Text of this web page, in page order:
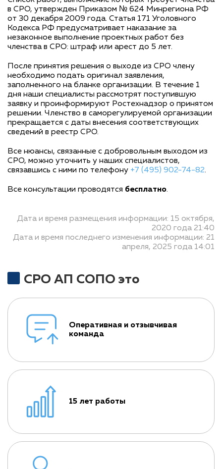
в СРО, утвержден Приказом № 624 Минрегиона РФ
от 30 декабря 2009 года. Статья 171 Уголовного
Кодекса РФ предусматривает наказание за
незаконное выполнение проектных работ без
членства в СРО: штраф или арест до 5 лет.
После принятия решения о выходе из СРО члену
необходимо подать оригинал заявления,
заполненного на бланке организации. В течение 1
дня наши специалисты рассмотрят поступившую
заявку и проинформируют Ростехнадзор о принятом
решении. Членство в саморегулируемой организации
прекращается с даты внесения соответствующих
сведений в реестр СРО.
Все нюансы, связанные с добровольным выходом из
СРО, можно уточнить у наших специалистов,
связавшись с ними по телефону +7 (495) 902-74-82.
Все консультации проводятся бесплатно.
Дата и время размещения информации: 15 октября,
2020 года 21:40
Дата и время последнего изменения информации: 21
апреля, 2025 года 14:01
СРО АП СОПО это
Оперативная и отзывчивая
команда
15 лет работы